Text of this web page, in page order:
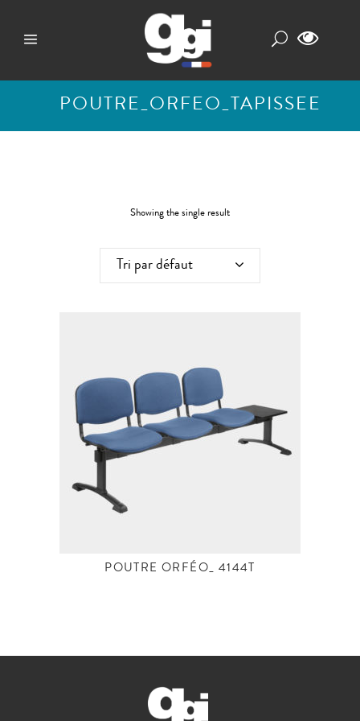
POUTRE_ORFEO_TAPISSEE
Showing the single result
Tri par défaut
POUTRE ORFÉO_ 4144T